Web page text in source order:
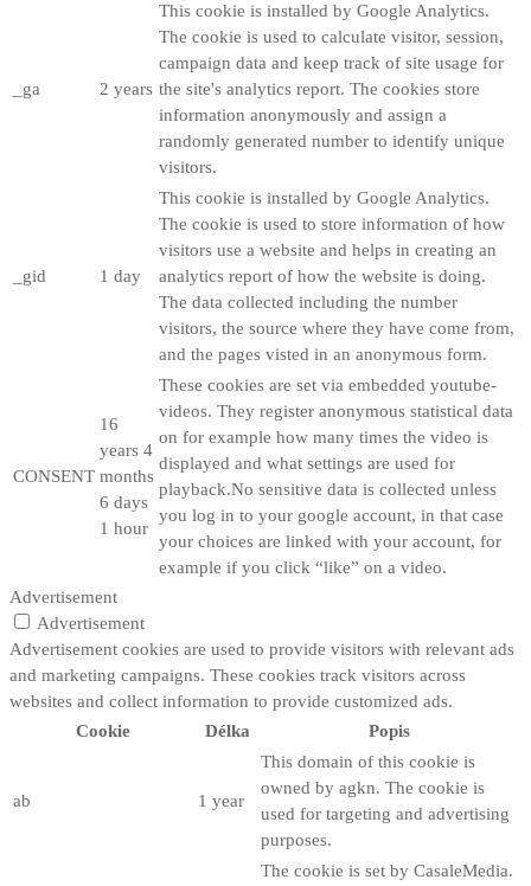
_ga 2 years
This cookie is installed by Google Analytics.
The cookie is used to calculate visitor, session,
campaign data and keep track of site usage for
the site's analytics report. The cookies store
information anonymously and assign a
randomly generated number to identify unique
visitors.
_gid 1 day
This cookie is installed by Google Analytics.
The cookie is used to store information of how
visitors use a website and helps in creating an
analytics report of how the website is doing.
The data collected including the number
visitors, the source where they have come from,
and the pages visted in an anonymous form.
CONSENT
16
years 4
months
6 days
1 hour
These cookies are set via embedded youtube-
videos. They register anonymous statistical data
on for example how many times the video is
displayed and what settings are used for
playback.No sensitive data is collected unless
you log in to your google account, in that case
your choices are linked with your account, for
example if you click “like” on a video.
Advertisement
Advertisement
Advertisement cookies are used to provide visitors with relevant ads
and marketing campaigns. These cookies track visitors across
websites and collect information to provide customized ads.
Cookie
Délka Popis
ab 1 year
This domain of this cookie is
owned by agkn. The cookie is
used for targeting and advertising
purposes.
The cookie is set by CasaleMedia.